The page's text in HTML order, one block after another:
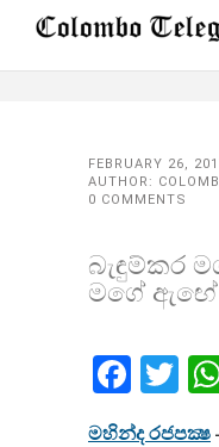
FEBRUARY 26,
AUTHOR:
0 COMMENTS
බැඳුම්කර
මගේ ඇඟේ
මහින්ද රජපක්‍ෂ